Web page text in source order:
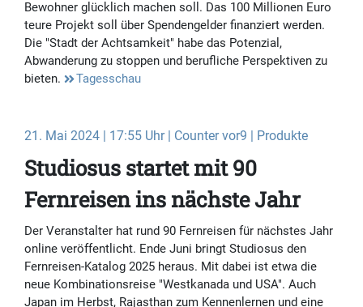
Bewohner glücklich machen soll. Das 100 Millionen Euro
teure Projekt soll über Spendengelder finanziert werden.
Die "Stadt der Achtsamkeit" habe das Potenzial,
Abwanderung zu stoppen und berufliche Perspektiven zu
bieten.
Tagesschau
21. Mai 2024 | 17:55 Uhr | Counter vor9 | Produkte
Studiosus startet mit 90
Fernreisen ins nächste Jahr
Der Veranstalter hat rund 90 Fernreisen für nächstes Jahr
online veröffentlicht. Ende Juni bringt Studiosus den
Fernreisen-Katalog 2025 heraus. Mit dabei ist etwa die
neue Kombinationsreise "Westkanada und USA". Auch
Japan im Herbst, Rajasthan zum Kennenlernen und eine